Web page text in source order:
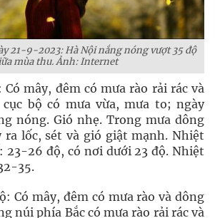
21-9-2023: Hà Nội nắng nóng vượt 35 độ
mùa thu. Ảnh: Internet
Có mây, đêm có mưa rào rải rác và
bộ có mưa vừa, mưa to; ngày
nóng. Gió nhẹ. Trong mưa dông
ra lốc, sét và gió giật mạnh. Nhiệt
23-26 độ, có nơi dưới 23 độ. Nhiệt
35.
Có mây, đêm có mưa rào và dông
núi phía Bắc có mưa rào rải rác và